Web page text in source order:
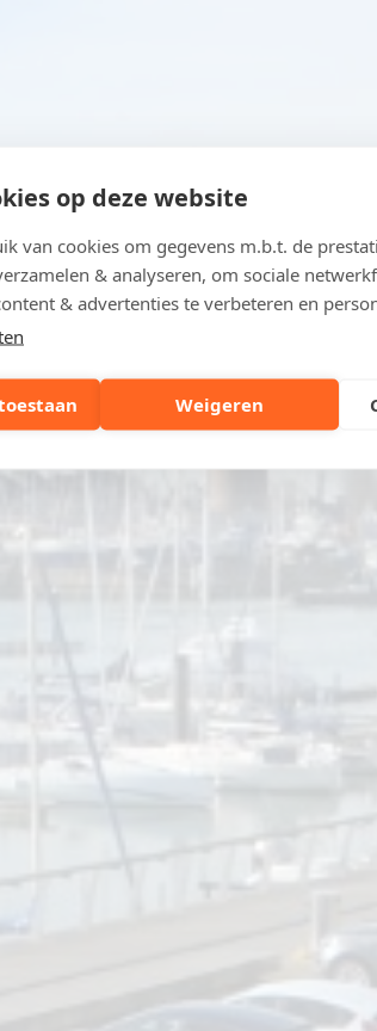
op deze website
van cookies om gegevens m.b.t. de
& analyseren, om sociale
& advertenties te verbeteren en
Weigeren